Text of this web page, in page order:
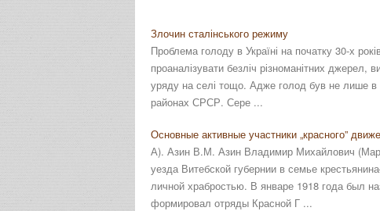
Злочин сталінського режиму
Проблема голоду в Україні на початку 30-х
проаналізувати безліч різноманітних джерел,
уряду на селі тощо. Адже голод був не лише в
районах СРСР. Сере ...
Основные активные участники „красного”
А). Азин В.М. Азин Владимир Михайлович
уезда Витебской губернии в семье
личной храбростью. В январе 1918 года был
формировал отряды Красной Г ...